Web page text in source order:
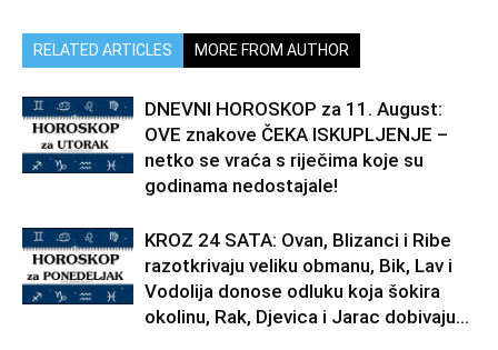
RELATED ARTICLES MORE FROM AUTHOR
DNEVNI HOROSKOP za 11. August:
OVE znakove ČEKA ISKUPLJENJE –
netko se vraća s riječima koje su
godinama nedostajale!
KROZ 24 SATA: Ovan, Blizanci i Ribe
razotkrivaju veliku obmanu, Bik, Lav i
Vodolija donose odluku koja šokira
okolinu, Rak, Djevica i Jarac dobivaju...